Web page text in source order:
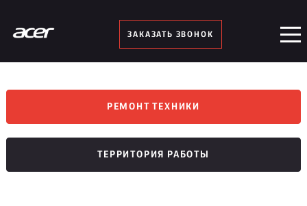
ЗАКАЗАТЬ ЗВОНОК
РЕМОНТ ТЕХНИКИ
ТЕРРИТОРИЯ РАБОТЫ